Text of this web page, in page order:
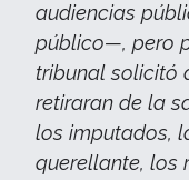
audiencias
público—, pero
tribunal solicitó
retiraran de la
los imputados,
querellante, los